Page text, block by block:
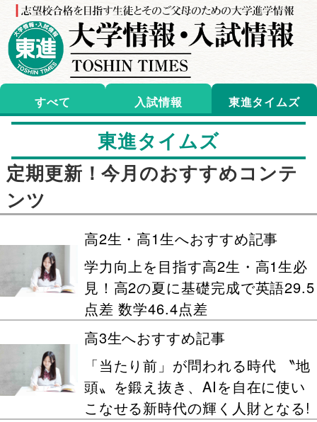
すべて 入試情報 東進タイムズ
東進タイムズ
定期更新！今月のおすすめコンテ
ンツ
高2生・高1生へおすすめ記事
学力向上を目指す高2生・高1生必
見！高2の夏に基礎完成で英語29.5
点差 数学46.4点差
高3生へおすすめ記事
「当たり前」が問われる時代 〝地
頭〟を鍛え抜き、AIを自在に使い
こなせる新時代の輝く人財となる!